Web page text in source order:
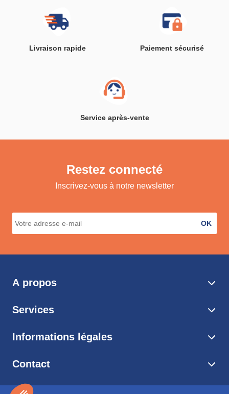
Livraison rapide Paiement sécurisé
Service après-vente
Restez connecté
Inscrivez-vous à notre newsletter
OK
A propos
Services
Informations légales
Contact